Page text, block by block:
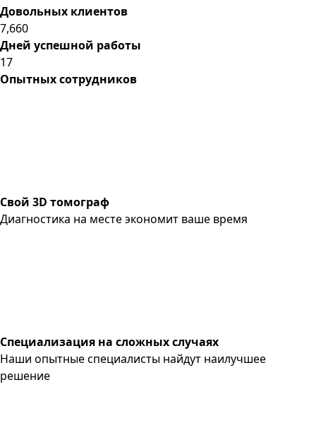
Довольных клиентов
7,660
Дней успешной работы
17
Опытных сотрудников
Свой 3D томограф
Диагностика на месте экономит ваше время
Специализация на сложных случаях
Наши опытные специалисты найдут наилучшее
решение